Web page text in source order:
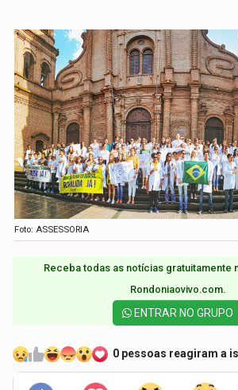
Foto: ASSESSORIA
Receba todas as notícias gratuitamente
Rondoniaovivo.com.​
ENTRAR NO GRUPO
0 pessoas reagiram a